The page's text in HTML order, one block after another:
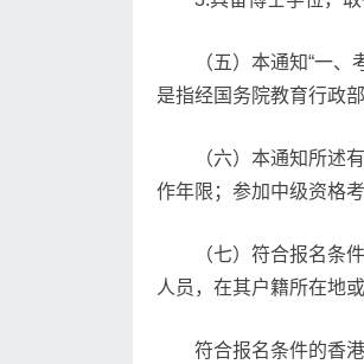
（五）本通知“一
是指经国务院教育行政
（六）本通知所述
作年限；参加中级资格
（七）符合报名条
人员，在其户籍所在地
符合报名条件的香